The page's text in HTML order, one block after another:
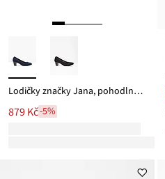
Lodičky značky Jana, pohodlná šířka
879 Kč-5%